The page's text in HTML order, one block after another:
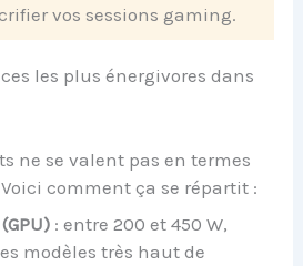
vos sessions gaming.
les plus énergivores dans
ne se valent pas en termes
comment ça se répartit :
: entre 200 et 450 W,
modèles très haut de